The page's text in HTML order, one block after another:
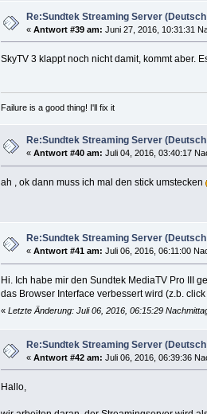
Re:Sundtek Streaming Server
«Antwort #39 am: Juni 27, 2016, 10:31:31
SkyTV 3 klappt noch nicht damit, kommt aber.
Failure is a good thing! I'll fix it
Re:Sundtek Streaming Server
«Antwort #40 am: Juli 04, 2016, 03:40:17
ah , ok dann muss ich mal den stick umstecken
Re:Sundtek Streaming Server
«Antwort #41 am: Juli 06, 2016, 06:11:00
Hi. Ich habe mir den Sundtek MediaTV Pro III
das Browser Interface verbessert wird (z.b.
« Letzte Änderung: Juli 06, 2016, 06:15:29
Re:Sundtek Streaming Server
«Antwort #42 am: Juli 06, 2016, 06:39:36
Hallo,